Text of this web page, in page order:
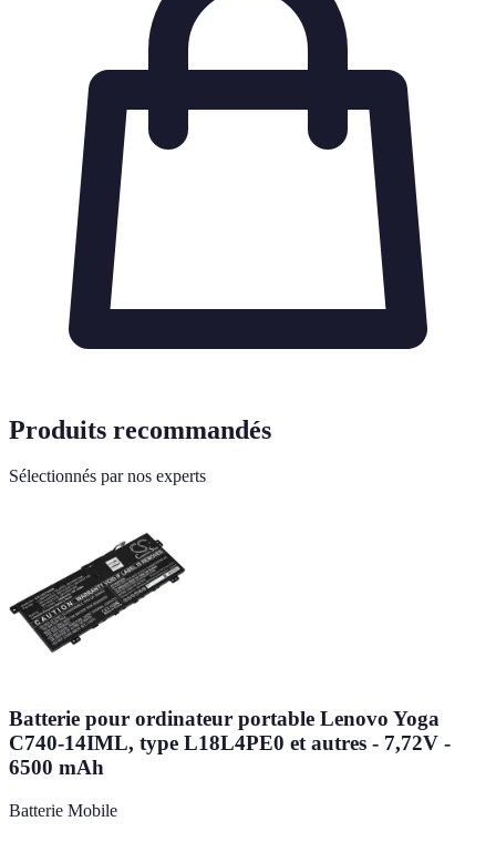
Produits recommandés
Sélectionnés par nos experts
Batterie pour ordinateur portable Lenovo Yoga
C740-14IML, type L18L4PE0 et autres - 7,72V -
6500 mAh
Batterie Mobile